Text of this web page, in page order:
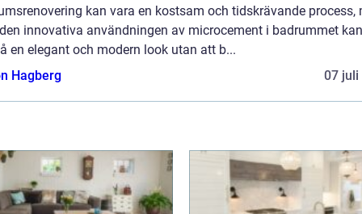
kan vara en kostsam och tidskrävande process,
innovativa användningen av microcement i badrummet
en elegant och modern look utan att b...
Hagberg
07 juli